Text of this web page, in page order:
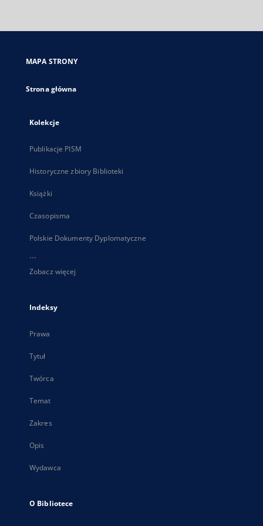
się
karcie
MAPA STRONY
Strona główna
Kolekcje
Publikacje PISM
Historyczne zbiory Biblioteki
Książki
Czasopisma
Polskie Dokumenty Dyplomatyczne
...
Zobacz więcej
Indeksy
Prawa
Tytuł
Twórca
Temat
Zakres
Opis
Wydawca
O Bibliotece